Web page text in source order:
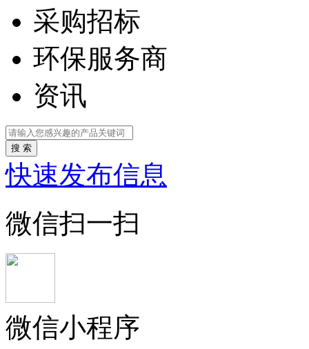
采购招标
环保服务商
资讯
搜 索
快速发布信息
微信扫一扫
微信小程序